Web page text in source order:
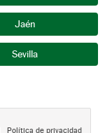
Jaén
Sevilla
Política de privacidad